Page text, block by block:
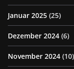
Januar 2025 (25)
Dezember 2024 (6)
November 2024 (10)